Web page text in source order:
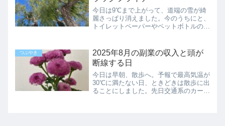
今日は9℃まで上がって、道端の雪が綺
麗さっぱり消えました。今のうちにと、
トイレットペーパーやペットボトルの炭
歩数を稼ぎます。パートがない日に動い
ておかないと、月水金の午...
つぶやき
2025年8月の副業の収入と頭が
断線する日
今日は早朝、散歩へ。予報で最高気温が
30℃に満たない日、ときどきは散歩に出
ることにしました。先日交通系のカード